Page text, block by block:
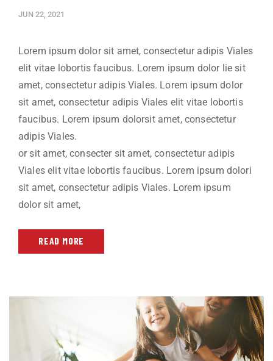
JUN 22, 2021
Lorem ipsum dolor sit amet, consectetur adipis Viales
elit vitae lobortis faucibus. Lorem ipsum dolor lie sit
amet, consectetur adipis Viales. Lorem ipsum dolor
sit amet, consectetur adipis Viales elit vitae lobortis
faucibus. Lorem ipsum dolorsit amet, consectetur
adipis Viales.
or sit amet, consecter sit amet, consectetur adipis
Viales elit vitae lobortis faucibus. Lorem ipsum dolori
sit amet, consectetur adipis Viales. Lorem ipsum
dolor sit amet,
READ MORE